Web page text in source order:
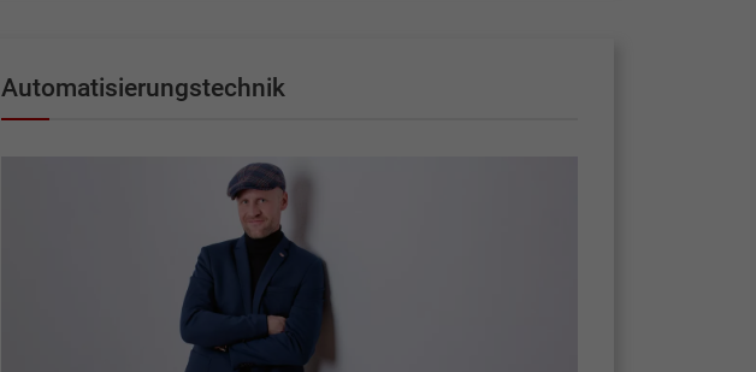
Automatisierungstechnik